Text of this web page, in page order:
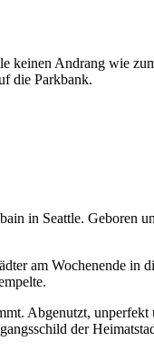
keinen Andrang wie
die Parkbank.
in Seattle. Geboren
am Wochenende
Abgenutzt,
der